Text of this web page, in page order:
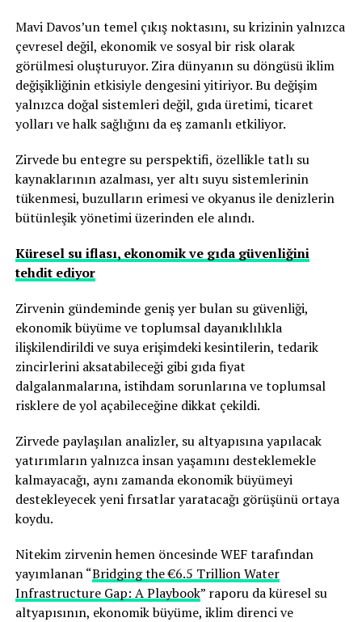
Mavi Davos’un temel çıkış noktasını, su krizinin yalnızca
çevresel değil, ekonomik ve sosyal bir risk olarak
görülmesi oluşturuyor. Zira dünyanın su döngüsü iklim
değişikliğinin etkisiyle dengesini yitiriyor. Bu değişim
yalnızca doğal sistemleri değil, gıda üretimi, ticaret
yolları ve halk sağlığını da eş zamanlı etkiliyor.
Zirvede bu entegre su perspektifi, özellikle tatlı su
kaynaklarının azalması, yer altı suyu sistemlerinin
tükenmesi, buzulların erimesi ve okyanus ile denizlerin
bütünleşik yönetimi üzerinden ele alındı.
Küresel su iflası, ekonomik ve gıda güvenliğini
tehdit ediyor
Zirvenin gündeminde geniş yer bulan su güvenliği,
ekonomik büyüme ve toplumsal dayanıklılıkla
ilişkilendirildi ve suya erişimdeki kesintilerin, tedarik
zincirlerini aksatabileceği gibi gıda fiyat
dalgalanmalarına, istihdam sorunlarına ve toplumsal
risklere de yol açabileceğine dikkat çekildi.
Zirvede paylaşılan analizler, su altyapısına yapılacak
yatırımların yalnızca insan yaşamını desteklemekle
kalmayacağı, aynı zamanda ekonomik büyümeyi
destekleyecek yeni fırsatlar yaratacağı görüşünü ortaya
koydu.
Nitekim zirvenin hemen öncesinde WEF tarafından
yayımlanan “Bridging the €6.5 Trillion Water
Infrastructure Gap: A Playbook” raporu da küresel su
altyapısının, ekonomik büyüme, iklim direnci ve